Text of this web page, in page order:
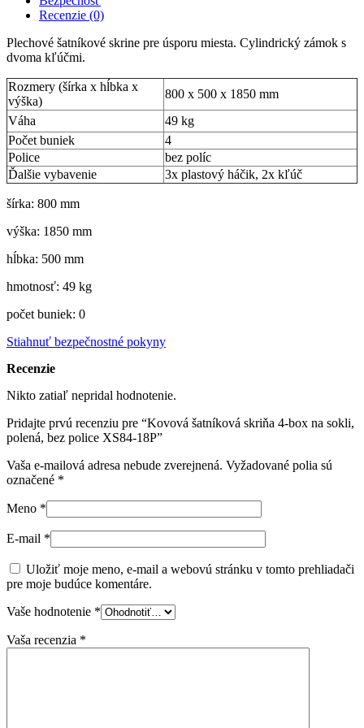
Recenzie (0)
Plechové šatníkové skrine pre úsporu miesta. Cylindrický zámok s
dvoma kľúčmi.
Rozmery (šírka x hĺbka x
výška)
800 x 500 x 1850 mm
Váha
49 kg
Počet buniek
4
Police
bez políc
Ďalšie vybavenie
3x plastový háčik, 2x kľúč
šírka: 800 mm
výška: 1850 mm
hĺbka: 500 mm
hmotnosť: 49 kg
počet buniek: 0
Stiahnuť bezpečnostné pokyny
Recenzie
Nikto zatiaľ nepridal hodnotenie.
Pridajte prvú recenziu pre “Kovová šatníková skriňa 4-box na sokli,
polená, bez police XS84-18P”
Vaša e-mailová adresa nebude zverejnená. Vyžadované polia sú
označené *
Meno *
E-mail *
Uložiť moje meno, e-mail a webovú stránku v tomto prehliadači
pre moje budúce komentáre.
Vaše hodnotenie *
Vaša recenzia *